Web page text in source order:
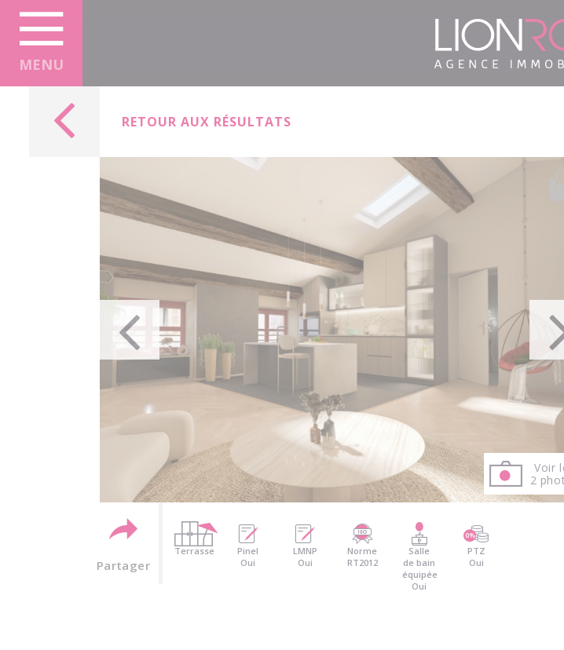
MENU
RETOUR AUX RÉSULTATS
Voir
2
Partager
Terrasse
Pinel
Oui
LMNP
Oui
Norme
RT2012
Salle
de bain
équipée
Oui
PTZ
Oui
Panneau de gestion des cookies